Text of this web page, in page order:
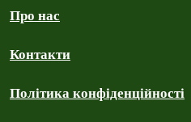
Про нас
Контакти
Політика конфіденційності